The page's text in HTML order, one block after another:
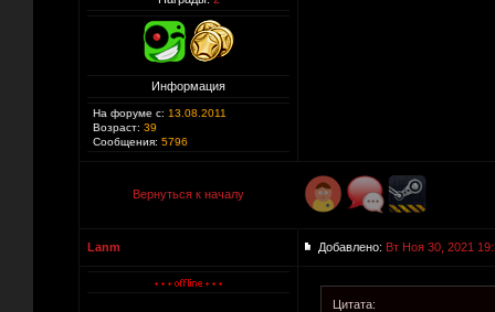
Информация
На форуме с: 13.08.2011
Возраст: 39
Сообщения: 5796
Вернуться к началу
Lanm Добавлено: Вт Ноя 30, 2021
Цитата: